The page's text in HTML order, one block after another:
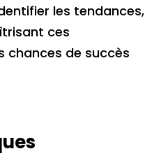
les tendances,
ces
chances de succès